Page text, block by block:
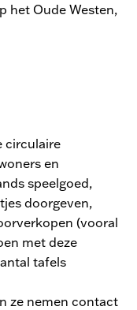
het Oude Westen,
circulaire
en
speelgoed,
doorgeven,
(vooral
met deze
tafels
ze nemen contact